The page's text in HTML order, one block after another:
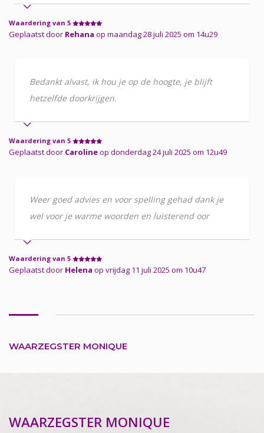
Waardering van 5
Geplaatst door Rehana op maandag 28 juli 2025 om 14u29
Bedankt alvast, ik hou je op de hoogte, je blijft
hetzelfde doorkrijgen.
Waardering van 5
Geplaatst door Carolineop donderdag 24 juli 2025 om 12u49
Weer goed advies en voor spelling gehad dank je
wel voor je warme woorden en luisterend oor
Waardering van 5
Geplaatst door Helena op vrijdag 11 juli 2025 om 10u47
WAARZEGSTER MONIQUE
WAARZEGSTER MONIQUE